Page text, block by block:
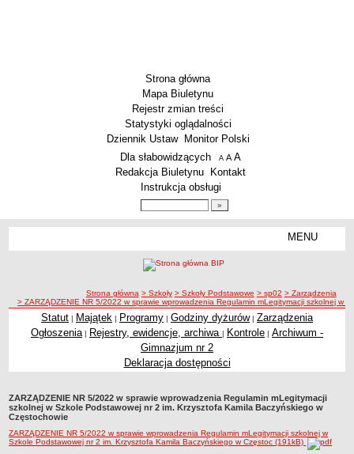
Strona główna
Mapa Biuletynu
Rejestr zmian treści
Statystyki oglądalności
Dziennik Ustaw
Monitor Polski
Menu dodatkowe
Dla słabowidzących A pomniejsz czcionkę
A standardowy rozmiar czcionki
A
Redakcja Biuletynu
Kontakt
Instrukcja obsługi
MENU
Zespoły Szkół
Techniczne Zakłady Naukowe
Przedszkola Miejskie
Zlikwidowane gimnazja
Wielofunkcyjna Placówka
ścieżka nawigacji
Strona główna > Szkoły > Szkoły Podstawowe > sp02 > Zarządzenia
> ZARZĄDZENIE NR 5/2022 w sprawie wprowadzenia Regulamin mLegitymacji szkolnej w
Statut | Majątek | Programy | Godziny dyżurów| Zarządzenia
Ogłoszenia | Rejestry, ewidencje, archiwa | Kontrole | Archiwum -
Gimnazjum nr 2
Deklaracja dostępności
ZARZĄDZENIE NR 5/2022 w sprawie wprowadzenia Regulamin mLegitymacji
szkolnej w Szkole Podstawowej nr 2 im. Krzysztofa Kamila Baczyńskiego w
Częstochowie
ZARZĄDZENIE NR 5/2022 w sprawie wprowadzenia Regulamin mLegitymacji szkolnej w
Szkole Podstawowej nr 2 im. Krzysztofa Kamila Baczyńskiego w Częstoc (191kB)